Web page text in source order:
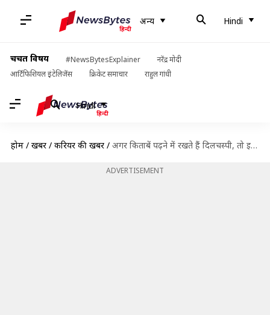
अन्य Hindi
चर्चित विषय #NewsBytesExplainer
नरेंद्र मोदी
आर्टिफिशियल इंटेलिजेंस
क्रिकेट समाचार राहुल गांधी
Hindi
होम / खबरें / करियर की खबरें / अगर किताबें पढ़ने में रखते हैं दिलचस्पी, तो इन क्षेत्रों में बना सकते हैं करियर
ADVERTISEMENT